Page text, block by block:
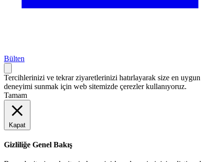
Bülten
Tercihlerinizi ve tekrar ziyaretlerinizi hatırlayarak size en uygun
deneyimi sunmak için web sitemizde çerezler kullanıyoruz.
Tamam
Kapat
Gizliliğe Genel Bakış